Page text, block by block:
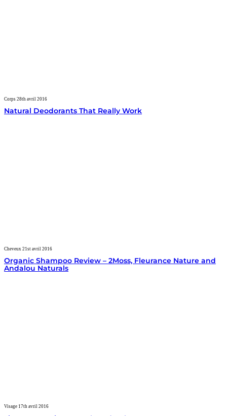
Corps 28th avril 2016
Natural Deodorants That Really Work
Cheveux 21st avril 2016
Organic Shampoo Review – 2Moss, Fleurance Nature and
Andalou Naturals
Visage 17th avril 2016